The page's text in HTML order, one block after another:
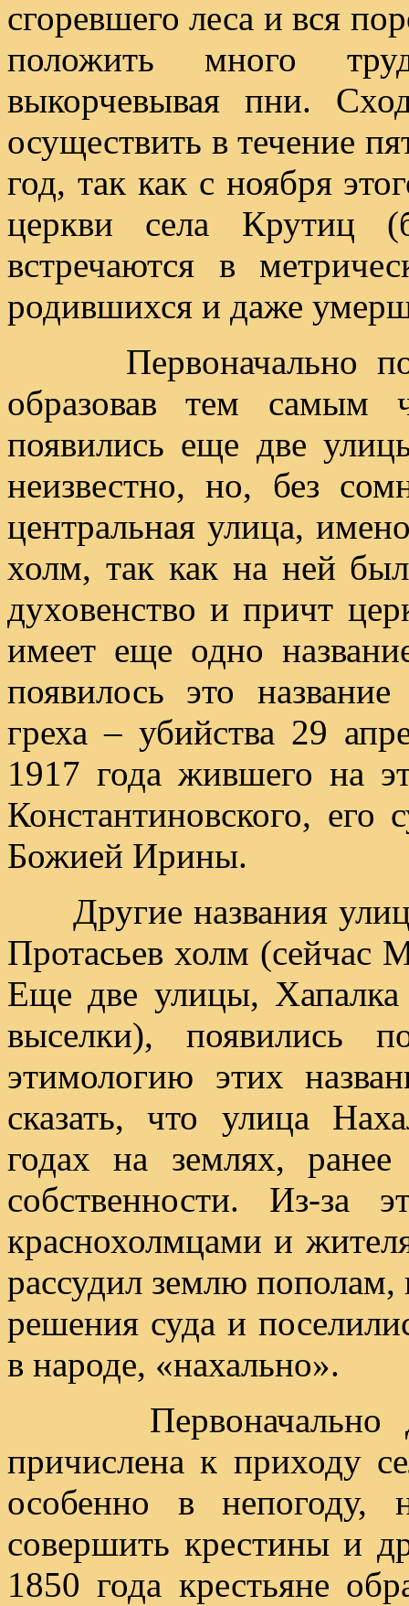
сгоревшего леса и вся
положить много
выкорчевывая пни.
осуществить в течение
год, так как с ноября
церкви села Крутиц
встречаются в
родившихся и даже
Первоначально
образовав тем
появились еще две
неизвестно, но, без
центральная улица,
холм, так как на ней
духовенство и причт
имеет еще одно
появилось это
греха – убийства 29
1917 года жившего на
Константиновского,
Божией Ирины.
Другие названия
Протасьев холм (сейчас
Еще две улицы, Хапалка
выселки), появились
этимологию этих
сказать, что улица
годах на землях,
собственности. Из-
краснохолмцами и
рассудил землю
решения суда и
в народе, «нахально».
Первоначально
причислена к приходу
особенно в непогоду,
совершить крестины и
1850 года крестьяне